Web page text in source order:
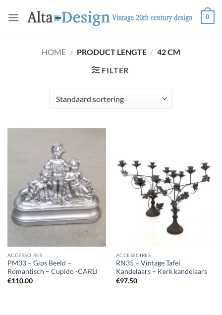
naar
0
HOME / PRODUCT LENGTE / 42 CM
FILTER
ACCESSOIRES
PM33 – Gips Beeld –
Romantisch – Cupido -CARLI
€110.00
ACCESSOIRES
RN35 – Vintage Tafel
Kandelaars – Kerk kandelaars
€97.50